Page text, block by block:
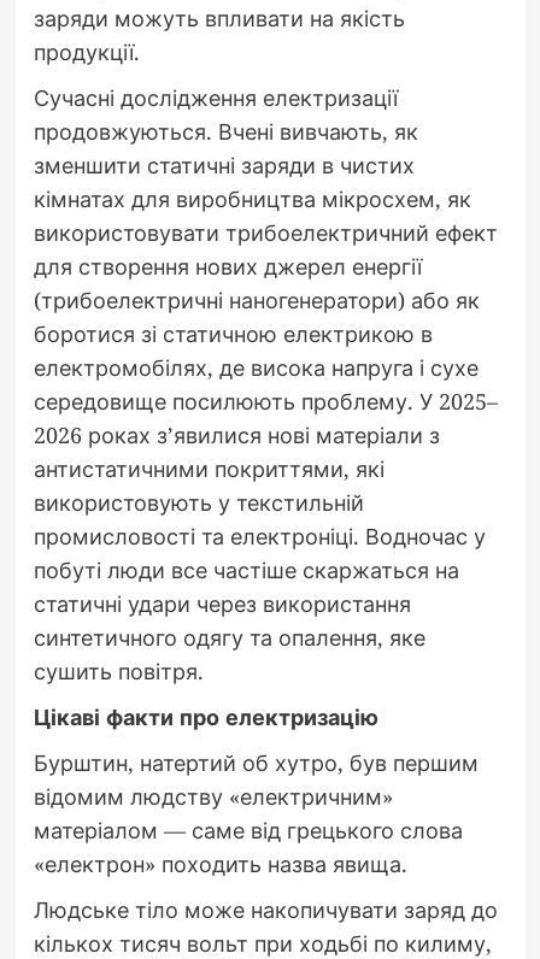
заряди можуть впливати на якість
продукції.
Сучасні дослідження електризації
продовжуються. Вчені вивчають, як
зменшити статичні заряди в чистих
кімнатах для виробництва мікросхем, як
використовувати трибоелектричний ефект
для створення нових джерел енергії
(трибоелектричні наногенератори) або як
боротися зі статичною електрикою в
електромобілях, де висока напруга і сухе
середовище посилюють проблему. У 2025–
2026 роках з’явилися нові матеріали з
антистатичними покриттями, які
використовують у текстильній
промисловості та електроніці. Водночас у
побуті люди все частіше скаржаться на
статичні удари через використання
синтетичного одягу та опалення, яке
сушить повітря.
Цікаві факти про електризацію
Бурштин, натертий об хутро, був першим
відомим людству «електричним»
матеріалом — саме від грецького слова
«електрон» походить назва явища.
Людське тіло може накопичувати заряд до
кількох тисяч вольт при ходьбі по килиму,